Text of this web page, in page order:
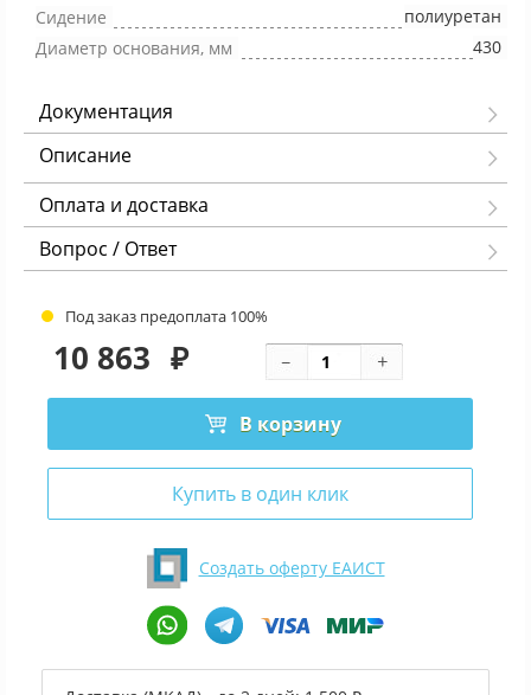
Сидение
полиуретан
Диаметр основания, мм
430
Документация
Описание
Оплата и доставка
Вопрос / Ответ
Под заказ предоплата 100%
10 863 ₽
В корзину
Купить в один клик
Создать оферту ЕАИСТ